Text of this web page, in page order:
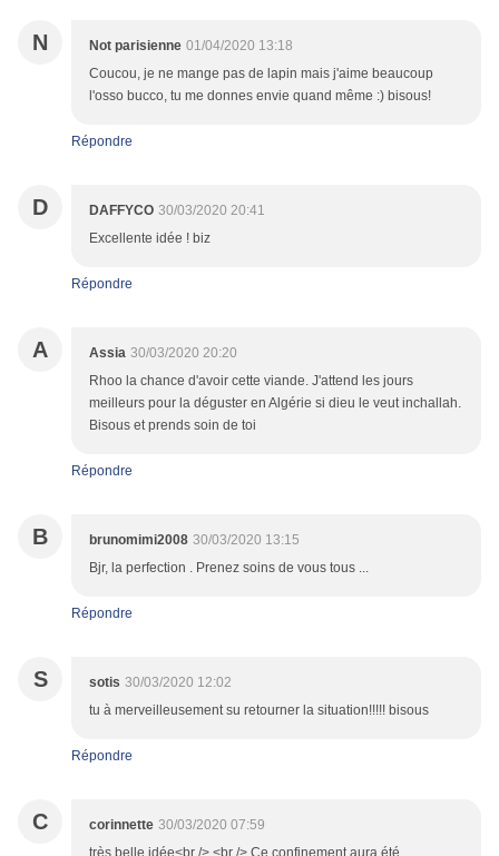
N Not parisienne 01/04/2020 13:18
Coucou, je ne mange pas de lapin mais j'aime beaucoup
l'osso bucco, tu me donnes envie quand même :) bisous!
Répondre
D DAFFYCO 30/03/2020 20:41
Excellente idée ! biz
Répondre
A Assia 30/03/2020 20:20
Rhoo la chance d'avoir cette viande. J'attend les jours
meilleurs pour la déguster en Algérie si dieu le veut inchallah.
Bisous et prends soin de toi
Répondre
B brunomimi2008 30/03/2020 13:15
Bjr, la perfection . Prenez soins de vous tous ...
Répondre
S sotis 30/03/2020 12:02
tu à merveilleusement su retourner la situation!!!!! bisous
Répondre
C corinnette 30/03/2020 07:59
très belle idée<br /> <br /> Ce confinement aura été